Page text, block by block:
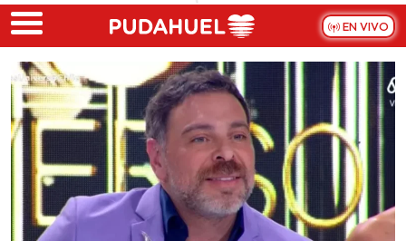
Skip to main content
EN VIVO